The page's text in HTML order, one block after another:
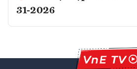
31-2026